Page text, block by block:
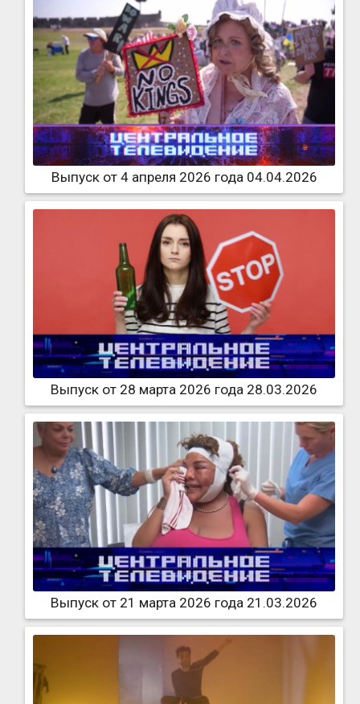
Выпуск от 4 апреля 2026 года 04.04.2026
Выпуск от 28 марта 2026 года 28.03.2026
Выпуск от 21 марта 2026 года 21.03.2026